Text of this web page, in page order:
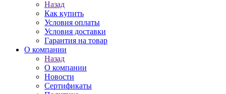
Назад
Как купить
Условия оплаты
Условия доставки
Гарантия на товар
О компании
Назад
О компании
Новости
Сертификаты